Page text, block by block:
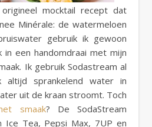
mocktail recept dat
Minérale: de watermeloen
gebruik ik gewoon
een handomdraai met mijn
Ik gebruik Sodastream al
sprankelend water in
uit de kraan stroomt. Toch
smaak? De SodaStream
Ice Tea, Pepsi Max, 7UP en